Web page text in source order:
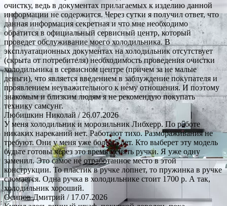
очистку, ведь в документах прилагаемых к изделию данной
информации не содержится. Через сутки я получил ответ, что
данная информация секретная и что мне необходимо
обратится в официальный сервисный центр, который
проведет обслуживание моего холодильника. В
эксплуатационных документах на холодильник отсутствует
(скрыта от потребителя) необходимость проведения очистки
холодильника в сервисном центре (причем за не малые
деньги), что является введением в заблуждение покупателя и
проявлением неуважительного к нему отношения. И поэтому
знакомым и близким людям я не рекомендую покупать
технику самсунг.
Любишкин Николай/ 26.07.2026
У меня холодильник и морозильник Либхерр. По работе
никаких нареканий нет. Работают тихо. Размораживания не
требуют. Они у меня уже более 5 лет. Кто выберет эту модель
будьте готовы через это время менять ручки. Я уже одну
заменил. Это самое не отработанное место в этой
конструкции. То пластик в ручке лопнет, то пружинка в ручке
сломается. Одна ручка в холодильнике стоит 1700 р. А так,
холодильник хороший.
Осипов Дмитрий / 17.07.2026